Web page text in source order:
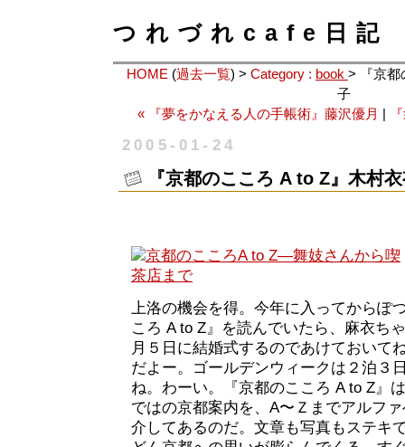
つれづれcafe日記
HOME (過去一覧) > Category : book > 『京都
子
« 『夢をかなえる人の手帳術』藤沢優月
2005-01-24
『京都のこころ A to Z』木村
上洛の機会を得。今年に入ってからぽ
ころ A to Z』を読んでいたら、麻衣ち
月５日に結婚式するのであけておいて
だよー。ゴールデンウィークは２泊３
ね。わーい。『京都のこころ A to Z』
ではの京都案内を、A〜Ｚまでアルフ
介してあるのだ。文章も写真もステキ